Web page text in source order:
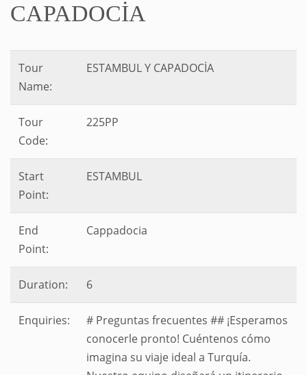
CAPADOCİA
Tour
Name:
ESTAMBUL Y CAPADOCİA
Tour
Code:
225PP
Start
Point:
ESTAMBUL
End
Point:
Cappadocia
Duration: 6
Enquiries:
# Preguntas frecuentes ## ¡Esperamos
conocerle pronto! Cuéntenos cómo
imagina su viaje ideal a Turquía.